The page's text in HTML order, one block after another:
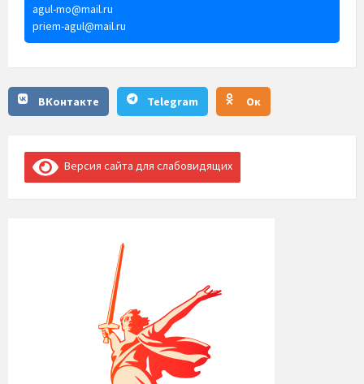
agul-mo@mail.ru
priem-agul@mail.ru
ВКонтакте Telegram Ок
Версия сайта для слабовидящих